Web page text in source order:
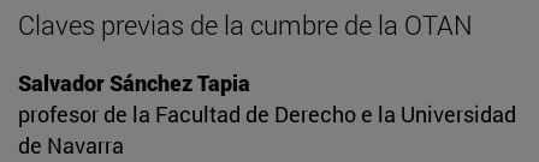
Claves previas de la cumbre de la OTAN
Salvador Sánchez Tapia
profesor de la Facultad de Derecho e la Universidad
de Navarra